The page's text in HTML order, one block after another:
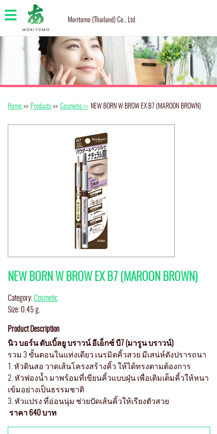
Moritomo (Thailand) Co., Ltd.
Home >> Products >> Cosmetic >> NEW BORN W BROW EX B7 (MAROON BROWN)
NEW BORN W BROW EX B7 (MAROON BROWN)
Category:Cosmetic
Size: 0.45 g.
Product Description
นิว บอร์น ดับเบิ้ลยู บราวน์ อีเอ็กซ์ บี7 (มารูน บราวน์)
รวม 3 ขั้นตอนในแท่งเดียว เนรมิตคิ้วสวย มีเสน่ห์ดังปรารถนา
1. หัวดินสอ วาดเส้นโครงสร้างคิ้ว ให้ได้ทรงตามต้องการ
2. หัวฟองน้ำ มาพร้อมที่เขียนคิ้วแบบฝุ่น เพื่อเติมเต็มคิ้วให้หนา
เข้มอย่างเป็นธรรมชาติ
3. หัวแปรง ที่อ่อนนุ่ม ช่วยปัดเส้นคิ้วให้เรียงตัวสวย
ราคา 640 บาท